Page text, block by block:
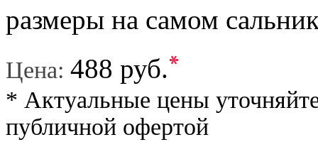
размеры на самом
Цена: 488 руб.*
* Актуальные цены
публичной офертой